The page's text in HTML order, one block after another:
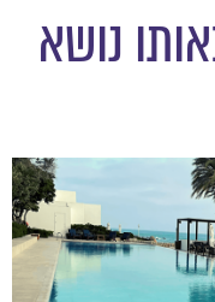
נושא